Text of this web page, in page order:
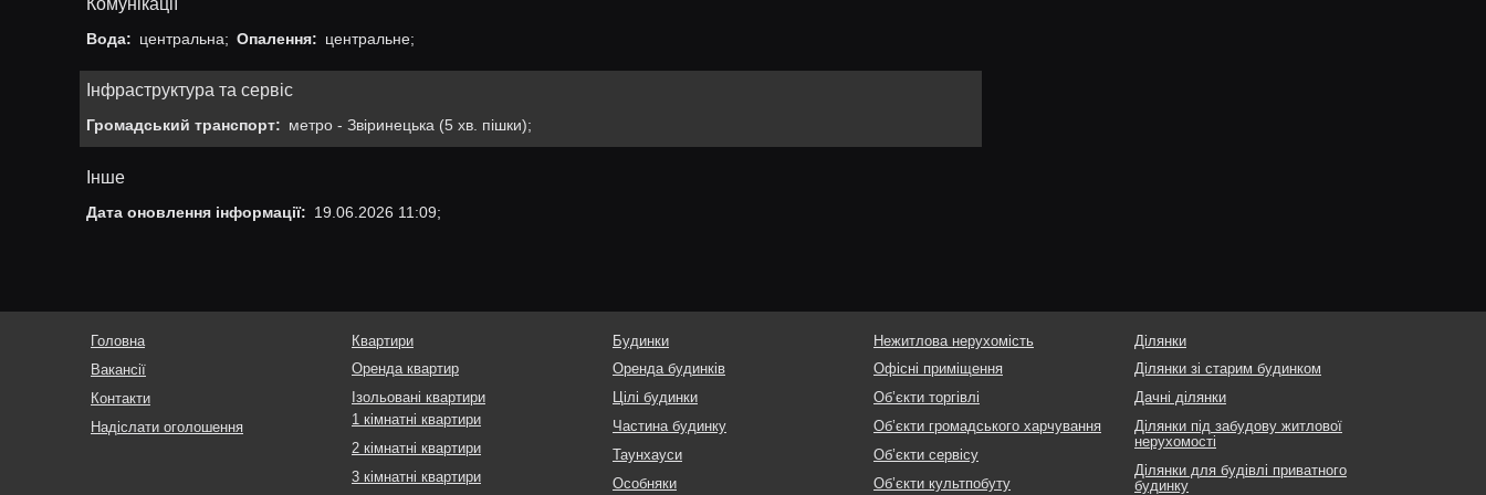
Вода: центральна; Опалення: центральне;
Інфраструктура та сервіс
Громадський транспорт: метро - Звіринецька (5 хв. пішки);
Інше
Дата оновлення інформації: 19.06.2026 11:09;
Головна
Вакансії
Контакти
Надіслати оголошення
Квартири
Оренда квартир
Ізольовані квартири
1 кімнатні квартири
2 кімнатні квартири
3 кімнатні квартири
Будинки
Оренда будинків
Цілі будинки
Частина будинку
Таунхауси
Особняки
Нежитлова нерухомість
Офісні приміщення
Об’єкти торгівлі
Об’єкти громадського харчування
Об’єкти сервісу
Об’єкти культпобуту
Ділянки
Ділянки зі старим будинком
Дачні ділянки
Ділянки під забудову житлової
нерухомості
Ділянки для будівлі приватного
будинку